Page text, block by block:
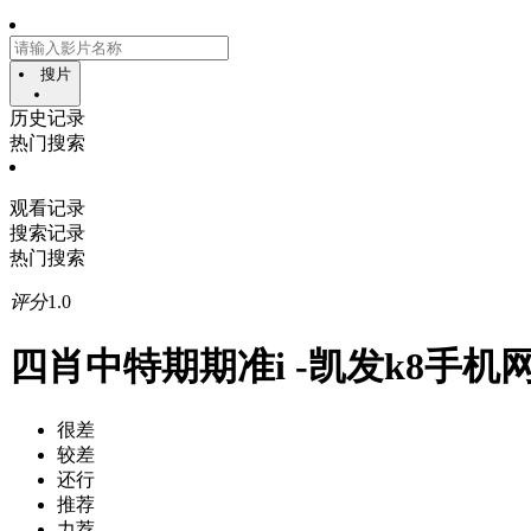
搜片
历史记录
热门搜索
观看记录
搜索记录
热门搜索
评分1.0
四肖中特期期准i -凯发k8手机
很差
较差
还行
推荐